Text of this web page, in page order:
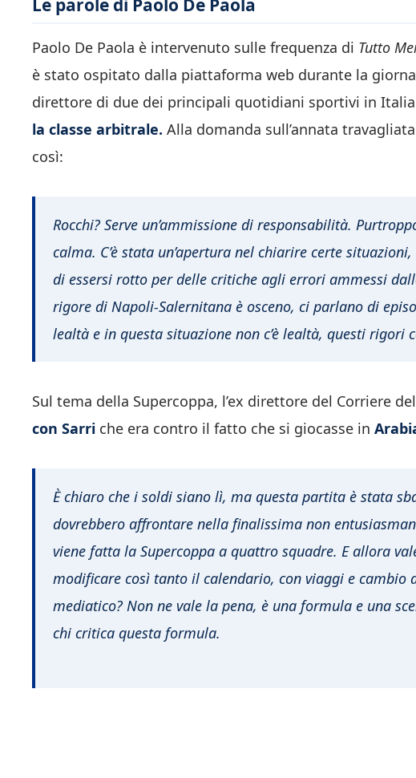
Le parole di Paolo De Paola
Paolo De Paola è intervenuto sulle frequenza di Tutto
è stato ospitato dalla piattaforma web durante la
direttore di due dei principali quotidiani sportivi in Italia
la classe arbitrale. Alla domanda sull’annata
così:
Rocchi? Serve un’ammissione di responsabilità.
calma. C’è stata un’apertura nel chiarire certe
di essersi rotto per delle critiche agli errori ammessi
rigore di Napoli-Salernitana è osceno, ci parlano di
lealtà e in questa situazione non c’è lealtà, questi rigori
Sul tema della Supercoppa, l’ex direttore del Corriere
con Sarri che era contro il fatto che si giocasse in
È chiaro che i soldi siano lì, ma questa partita è stata
dovrebbero affrontare nella finalissima non
viene fatta la Supercoppa a quattro squadre. E allora
modificare così tanto il calendario, con viaggi e
mediatico? Non ne vale la pena, è una formula e una
chi critica questa formula.